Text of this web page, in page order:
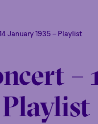
January 1935 – Playlist
–